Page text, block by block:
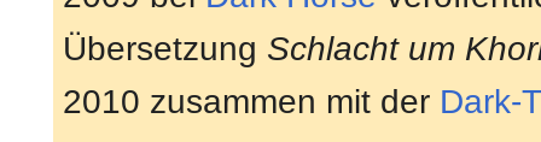
Übersetzung Schlacht um
2010 zusammen mit der Dark-